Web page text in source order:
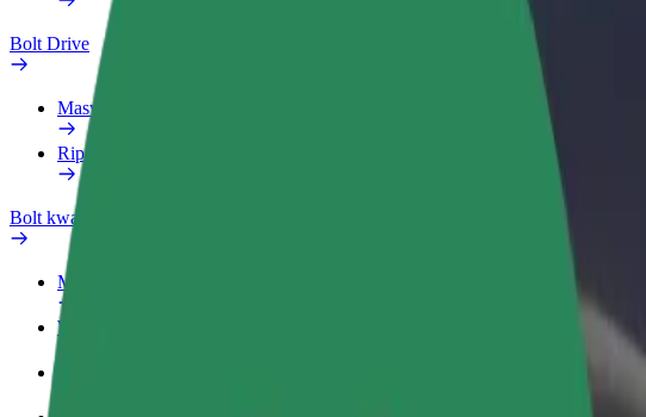
Bolt Drive
Maswali yanayoulizwa sana
Ripoti usafiri
Bolt kwa Biashara
Manufaa
Wasifu wa kazi